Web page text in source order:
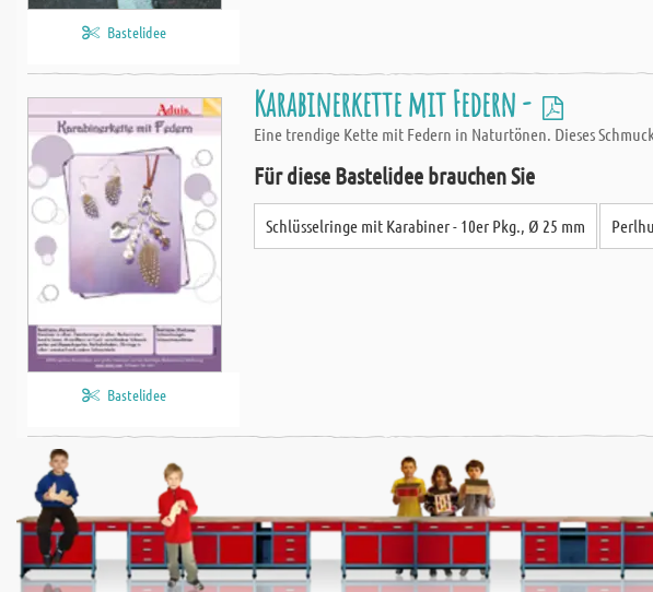
Bastelidee
Bastelidee
Karabinerkette mit Federn -
Eine trendige Kette mit Federn in Naturtönen. Dieses
Für diese Bastelidee brauchen Sie
Schlüsselringe mit Karabiner - 10er Pkg., Ø 25 mm